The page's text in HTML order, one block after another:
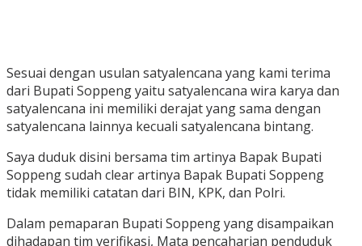
Sesuai dengan usulan satyalencana yang kami terima
dari Bupati Soppeng yaitu satyalencana wira karya dan
satyalencana ini memiliki derajat yang sama dengan
satyalencana lainnya kecuali satyalencana bintang.
Saya duduk disini bersama tim artinya Bapak Bupati
Soppeng sudah clear artinya Bapak Bupati Soppeng
tidak memiliki catatan dari BIN, KPK, dan Polri.
Dalam pemaparan Bupati Soppeng yang disampaikan
dihadapan tim verifikasi, Mata pencaharian penduduk